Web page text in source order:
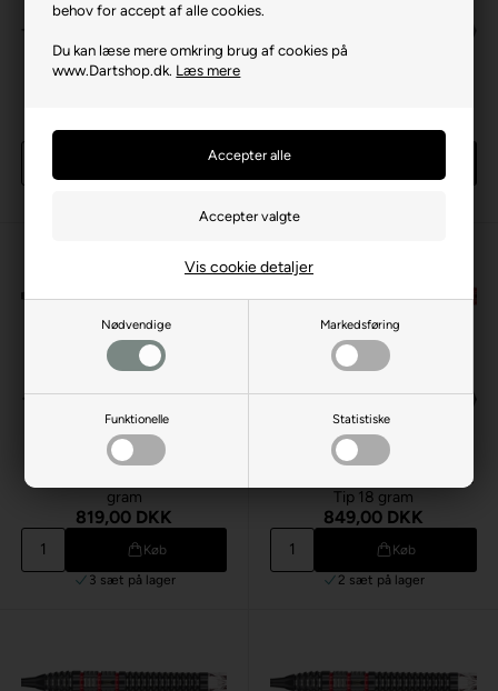
behov for accept af alle cookies.
Du kan læse mere omkring brug af cookies på
www.Dartshop.dk. Læs mere
Nødvendige Markedsføring
Funktionelle Statistiske
Vis cookie detaljer
669,00 DKK 669,00 DKK
Nathan Aspinall 90%
gram
819,00 DKK
Køb
3 sæt på lager
Nathan Aspinall G2 95% Soft
Tip 18 gram
849,00 DKK
Køb
2 sæt på lager